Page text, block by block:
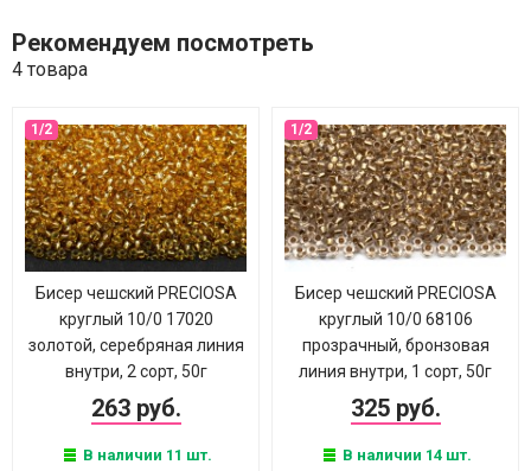
Рекомендуем посмотреть
4 товара
Бисер чешский PRECIOSA
круглый 10/0 17020
золотой, серебряная линия
внутри, 2 сорт, 50г
263 руб.
В наличии 11 шт.
Бисер чешский PRECIOSA
круглый 10/0 68106
прозрачный, бронзовая
линия внутри, 1 сорт, 50г
325 руб.
В наличии 14 шт.